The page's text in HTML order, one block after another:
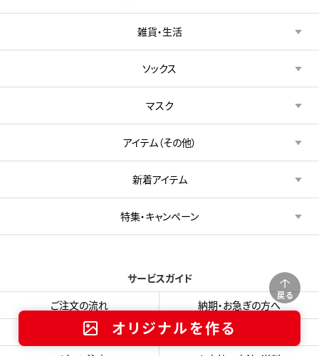
戻る
オリジナルを作る
雑貨・生活
ソックス
マスク
アイテム（その他）
新着アイテム
特集・キャンペーン
サービスガイド
ご注文の流れ
納期・お急ぎの方へ
お見積り依頼方法
プリント料金について